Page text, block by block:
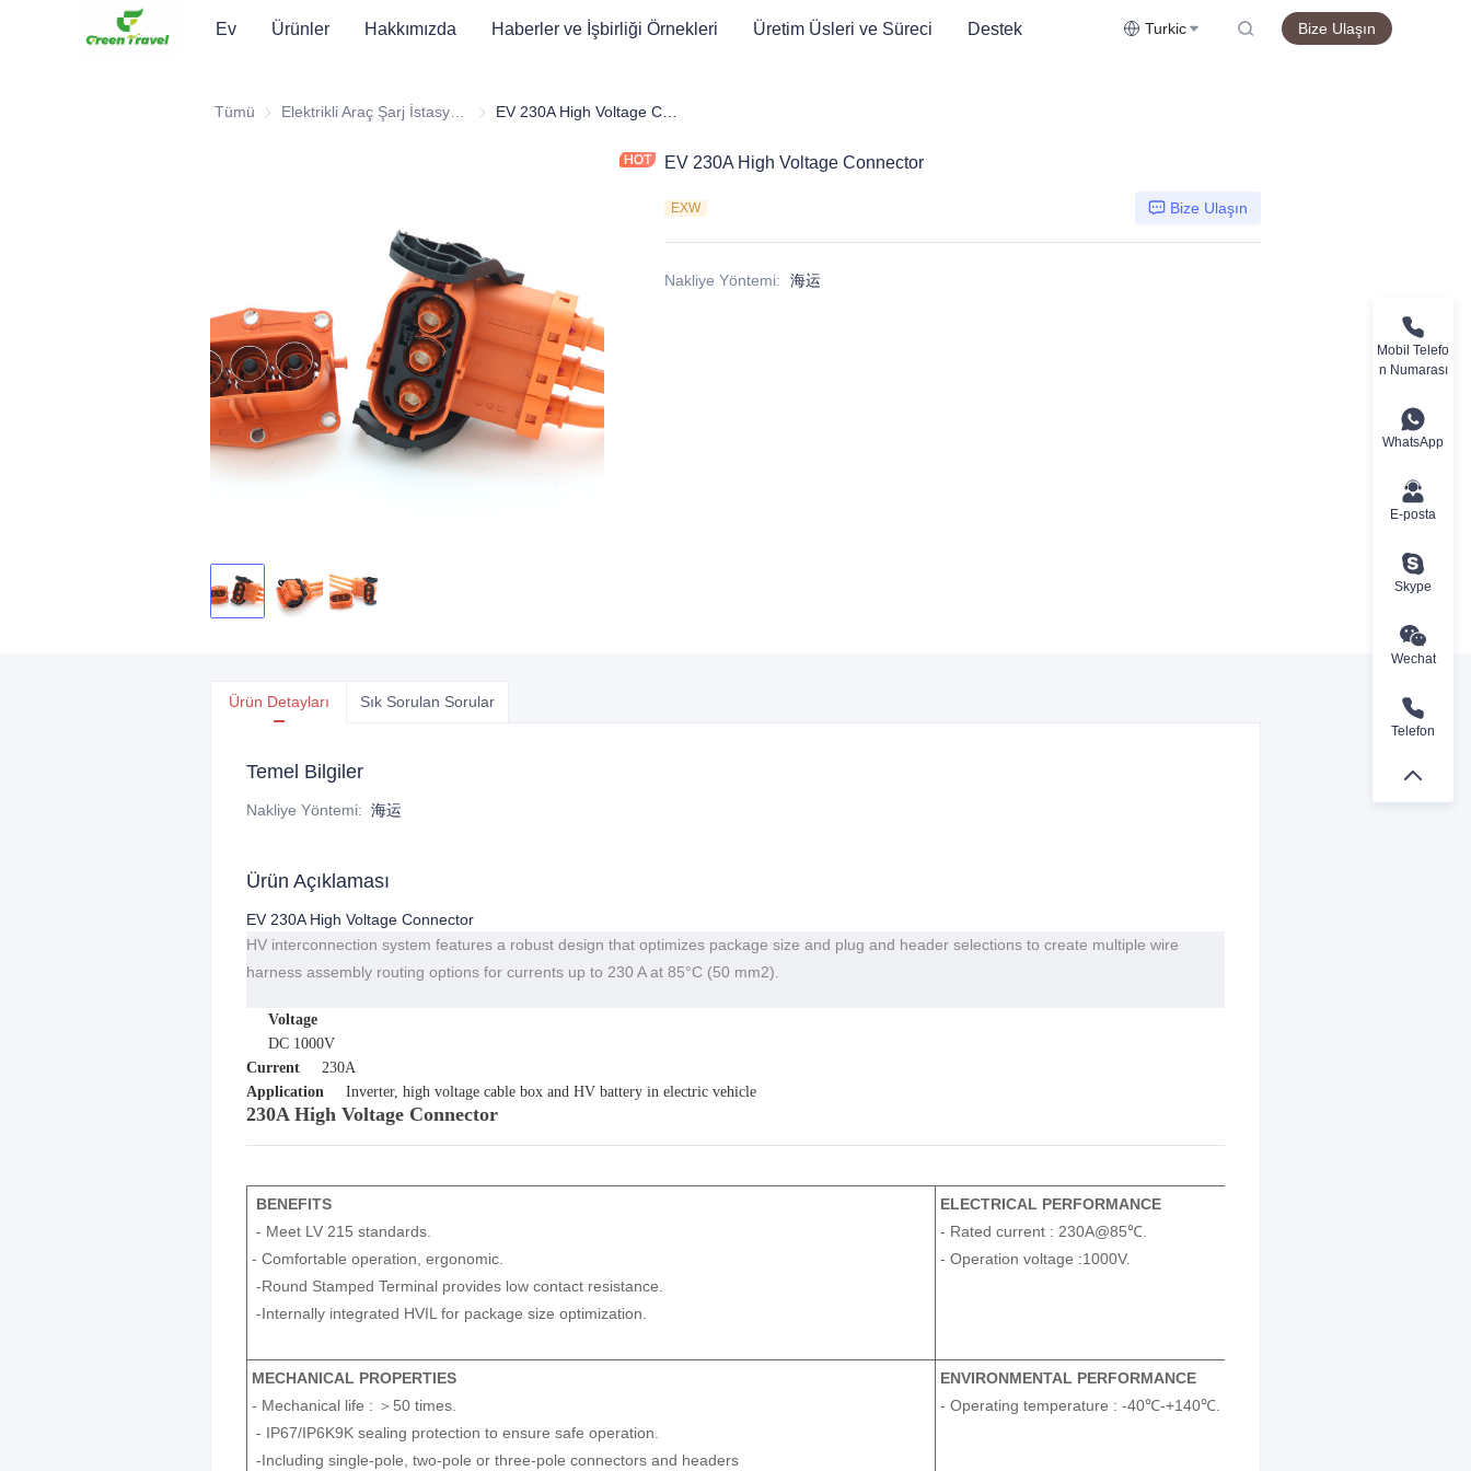
Ev Ürünler Hakkımızda Haberler ve İşbirliği Örnekleri Üretim Üsleri ve Süreci Destek Turkic Bize Ulaşın
Tümü Elektrikli Araç Şarj İstasyonu Yedek Parçaları
EV 230A High Voltage Connector
EXW Bize Ulaşın
Nakliye Yöntemi: 海运
Ürün Detayları Sık Sorulan Sorular
Temel Bilgiler
Nakliye Yöntemi: 海运
Ürün Açıklaması
EV 230A High Voltage Connector
HV interconnection system features a robust design that optimizes package size and plug and header selections to create multiple wire
harness assembly routing options for currents up to 230 A at 85°C (50 mm2).
Voltage
DC 1000V
Current
230A
Application
Inverter, high voltage cable box and HV battery in electric vehicle
230A High Voltage Connector
BENEFITS
- Meet LV 215 standards.
- Comfortable operation, ergonomic.
-Round Stamped Terminal provides low contact resistance.
-Internally integrated HVIL for package size optimization.
ELECTRICAL PERFORMANCE
- Rated current : 230A@85℃.
- Operation voltage :1000V.
MECHANICAL PROPERTIES
- Mechanical life : ＞50 times.
- IP67/IP6K9K sealing protection to ensure safe operation.
-Including single-pole, two-pole or three-pole connectors and headers
ENVIRONMENTAL PERFORMANCE
- Operating temperature : -40℃-+140℃.
Mobil Telefo
n Numarası
WhatsApp
E-posta
Skype
Wechat
Telefon